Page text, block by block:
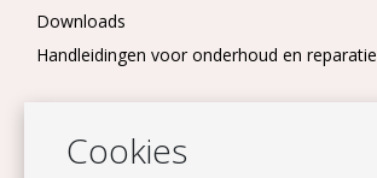
Cookies
Downloads
Handleidingen voor onderhoud en reparatie
Blijf op de hoogte